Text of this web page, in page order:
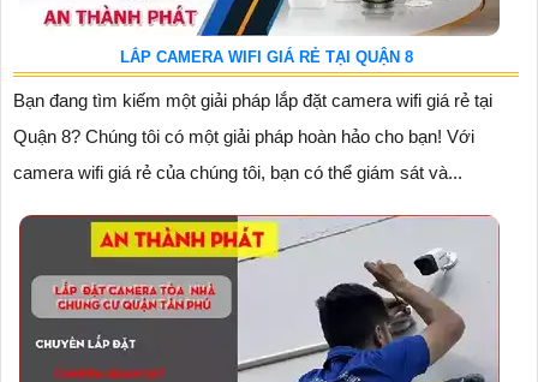
LẮP CAMERA WIFI GIÁ RẺ TẠI QUẬN 8
Bạn đang tìm kiếm một giải pháp lắp đặt camera wifi giá rẻ tại
Quận 8? Chúng tôi có một giải pháp hoàn hảo cho bạn! Với
camera wifi giá rẻ của chúng tôi, bạn có thể giám sát và...